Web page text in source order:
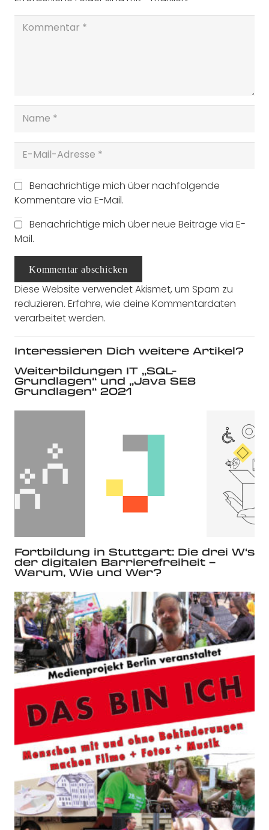
Benachrichtige mich über nachfolgende
Kommentare via E-Mail.
Benachrichtige mich über neue Beiträge via E-
Mail.
Kommentar abschicken
Diese Website verwendet Akismet, um Spam zu
reduzieren. Erfahre, wie deine Kommentardaten
verarbeitet werden.
Interessieren Dich weitere Artikel?
Weiterbildungen IT „SQL-
Grundlagen“ und „Java SE8
Grundlagen“ 2021
Fortbildung in Stuttgart: Die drei W‘s
der digitalen Barrierefreiheit –
Warum, Wie und Wer?